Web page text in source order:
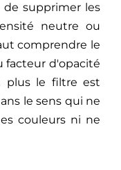
supprimer les
neutre ou
comprendre le
facteur d'opacité
plus le filtre est
le sens qui ne
couleurs ni ne